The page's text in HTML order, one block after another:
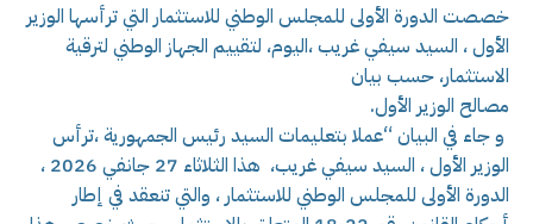
خصصت الدورة الأولى للمجلس الوطني للاستثمار التي ترأسها الوزير
الأول ، السيد سيفي غريب ،اليوم، لتقييم الجهاز الوطني لترقية
الاستثمار، حسب بيان
مصالح الوزير الأول.
و جاء في البيان “عملا بتعليمات السيد رئيس الجمهورية ،ترأس
الوزير الأول ، السيد سيفي غريب، هذا الثلاثاء 27 جانفي 2026 ،
الدورة الأولى للمجلس الوطني للاستثمار ، والتي تنعقد في إطار